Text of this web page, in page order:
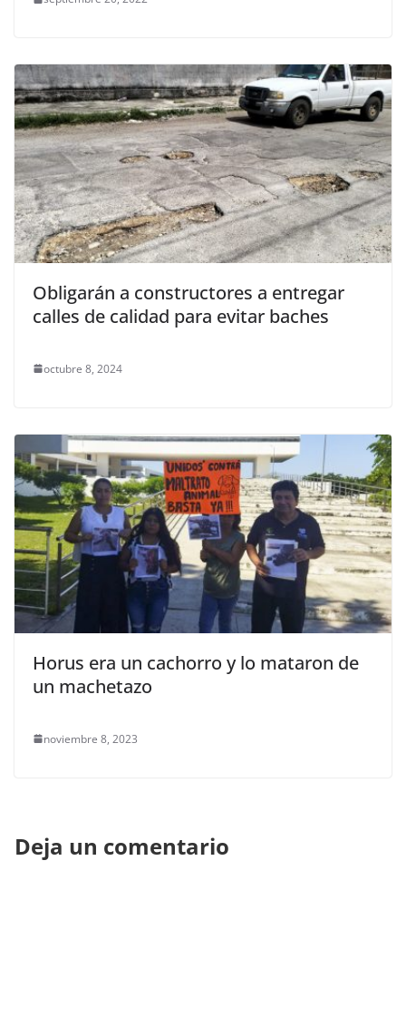
Obligarán a constructores a entregar
calles de calidad para evitar baches
octubre 8, 2024
Horus era un cachorro y lo mataron de
un machetazo
noviembre 8, 2023
Deja un comentario